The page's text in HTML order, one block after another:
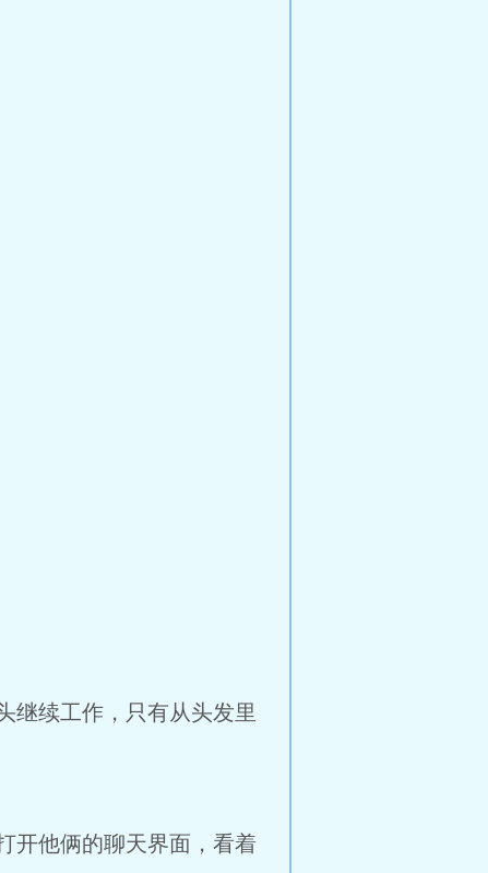
续工作，只有从头发里
他俩的聊天界面，看着